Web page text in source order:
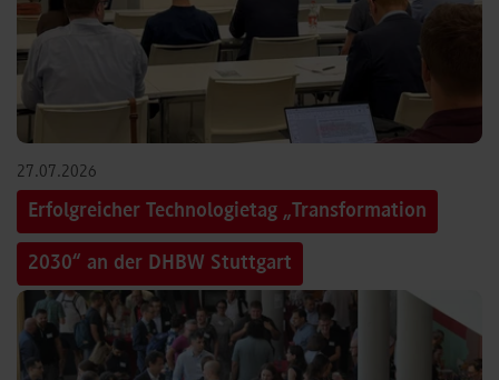
27.07.2026
Erfolgreicher Technologietag „Transformation
2030“ an der DHBW Stuttgart